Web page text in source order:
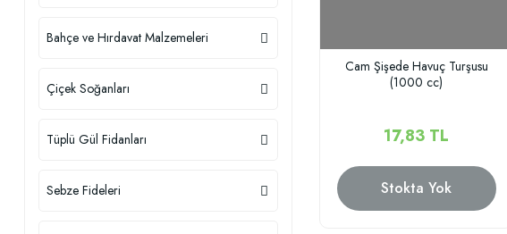
Bahçe ve Hırdavat Malzemeleri
Çiçek Soğanları
Tüplü Gül Fidanları
Sebze Fideleri
Cam Şişede Havuç Turşusu
(1000 cc)
17,83 TL
Stokta Yok